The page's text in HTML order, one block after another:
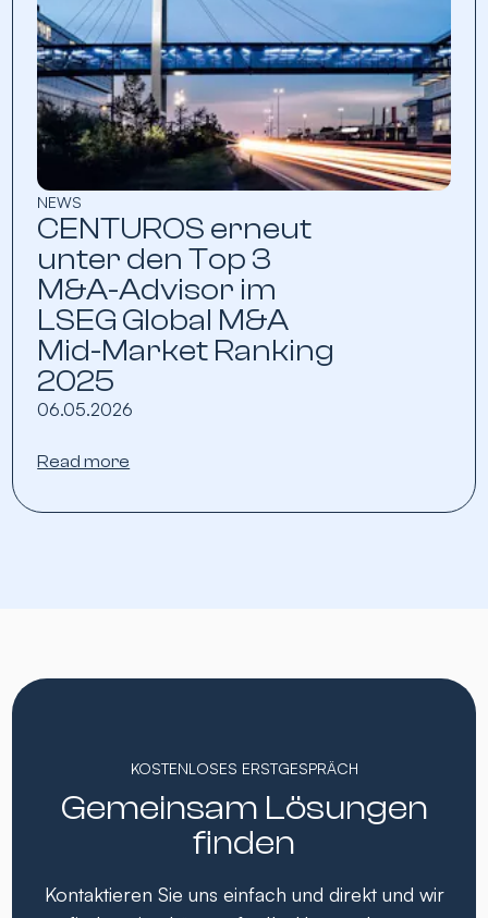
NEWS
CENTUROS erneut
unter den Top 3
M&A-Advisor im
LSEG Global M&A
Mid-Market Ranking
2025
06.05.2026
Read more
KOSTENLOSES ERSTGESPRÄCH
Gemeinsam Lösungen
finden
Kontaktieren Sie uns einfach und direkt und wir